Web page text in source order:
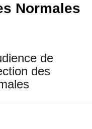
Normales
de
des